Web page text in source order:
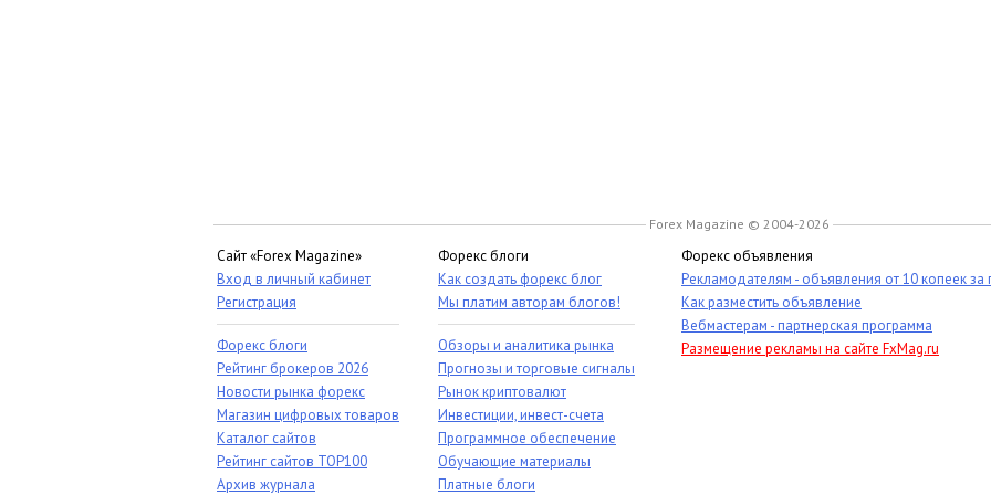
Forex Magazine © 2004-2026
Сайт «Forex Magazine»
Вход в личный кабинет
Регистрация
Форекс блоги
Рейтинг брокеров 2026
Новости рынка форекс
Магазин цифровых товаров
Каталог сайтов
Рейтинг сайтов TOP100
Архив журнала
Форекс блоги
Как создать форекс блог
Мы платим авторам блогов!
Обзоры и аналитика рынка
Прогнозы и торговые сигналы
Рынок криптовалют
Инвестиции, инвест-счета
Программное обеспечение
Обучающие материалы
Платные блоги
Форекс объявления
Рекламодателям - объявления от 10 копеек за
Как разместить объявление
Вебмастерам - партнерская программа
Размещение рекламы на сайте FxMag.ru